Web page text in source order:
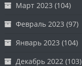
Март 2023 (104)
Февраль 2023 (97)
Январь 2023 (104)
Декабрь 2022 (103)